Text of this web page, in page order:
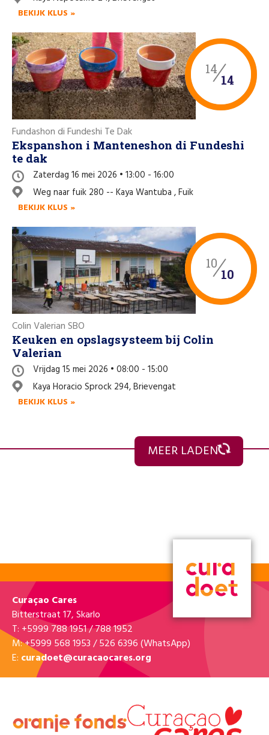
BEKIJK KLUS »
14
14
Fundashon di Fundeshi Te Dak
Ekspanshon i Manteneshon di Fundeshi
te dak
Zaterdag 16 mei 2026 • 13:00 - 16:00
Weg naar fuik 280 -- Kaya Wantuba , Fuik
BEKIJK KLUS »
10
10
Colin Valerian SBO
Keuken en opslagsysteem bij Colin
Valerian
Vrijdag 15 mei 2026 • 08:00 - 15:00
Kaya Horacio Sprock 294, Brievengat
BEKIJK KLUS »
MEER LADEN
Curaçao Cares
Bitterstraat 17, Skarlo
T: +5999 788 1951 / 788 1952
M: +5999 568 1953 / 526 6396 (WhatsApp)
E: curadoet@curacaocares.org